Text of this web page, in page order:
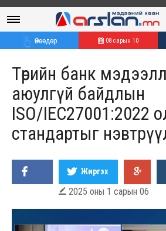
Өнөөдөр 08 сарын 10
Төрийн банк
аюулгүй байдлын
ISO/IEC27001:2022
стандартыг
Жиргэх
 2025 оны 1 сарын 06